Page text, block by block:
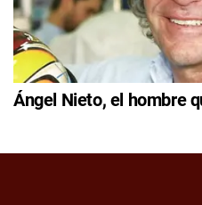
Ángel Nieto, el hombre